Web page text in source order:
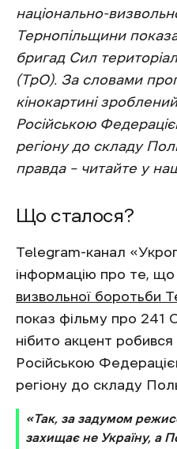
національно-
Тернопільщини
бригад Сил
(ТрО). За словами
кінокартині
Російською
регіону до складу
правда – читайте у
Що сталося?
Telegram-канал
інформацію про те, що
визвольної боротьби
показ фільму про 241
нібито акцент робився
Російською
регіону до складу
«Так, за задумом
захищає не Україну, а